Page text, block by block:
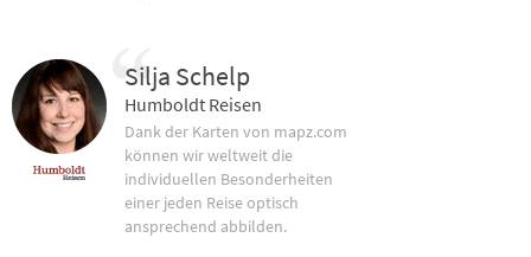
Silja Schelp
Humboldt Reisen
Dank der Karten von mapz.com
können wir weltweit die
individuellen Besonderheiten
einer jeden Reise optisch
ansprechend abbilden.